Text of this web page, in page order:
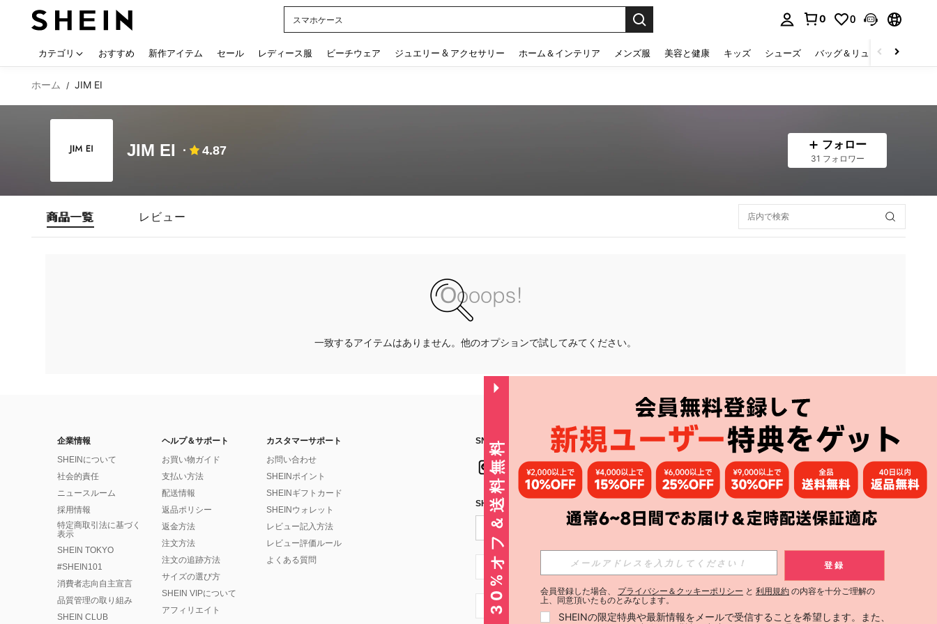
スマホケース
0 0
カテゴリ おすすめ 新作アイテム セール レディース服 ビーチウェア ジュエリー & アクセサリー ホーム＆インテリア メンズ服 美容と健康 キッズ シューズ バッグ＆リュック
ホーム / JIM EI
JIM EI 4.87 フォロー
31 フォロワー
商品一覧 レビュー
一致するアイテムはありません。他のオプションで試してみてください。
企業情報
SHEINについて
社会的責任
ニュースルーム
採用情報
特定商取引法に基づく
表示
SHEIN TOKYO
#SHEIN101
消費者志向自主宣言
品質管理の取り組み
SHEIN CLUB
ヘルプ＆サポート
お買い物ガイド
支払い方法
配送情報
返品ポリシー
返金方法
注文方法
注文の追跡方法
サイズの選び方
SHEIN VIPについて
アフィリエイト
カスタマーサポート
お問い合わせ
SHEINポイント
SHEINギフトカード
SHEINウォレット
レビュー記入方法
レビュー評価ルール
よくある質問
SNSフォローはこちら： アプリ
SHEIN STYLE NEWSを購読する
購読
JP + 81 登録する
JP + 81
30%オフ＆送料無料 登録
会員登録した場合、 プライバシー＆クッキーポリシー と 利用規約 の内容を十分ご理解の
上、同意頂いたものとみなします。
SHEINの限定特典や最新情報をメールで受信することを希望します。また、